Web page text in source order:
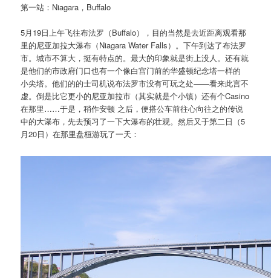
第一站：Niagara，Buffalo
5月19日上午飞往布法罗（Buffalo），目的当然是去近距离观看那
里的尼亚加拉大瀑布（Niagara Water Falls）。下午到达了布法罗
市。城市不算大，挺有特点的。最大的印象就是街上没人。还有就
是他们的市政府门口也有一个像白宫门前的华盛顿纪念塔一样的
小尖塔。他们的的士司机说布法罗市没有可玩之处——看来此言不
虚。倒是比它更小的尼亚加拉市（其实就是个小镇）还有个Casino
在那里……于是，稍作安顿 之后，便搭公车前往心向往之的传说
中的大瀑布，先去预习了一下大瀑布的壮观。然后又于第二日（5
月20日）在那里盘桓游玩了一天：